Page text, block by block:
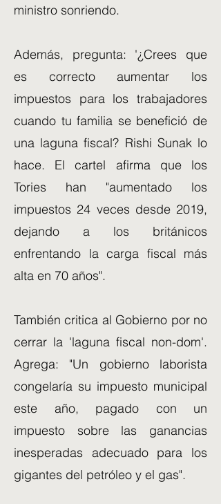
ministro sonriendo.
Además, pregunta: '¿Crees que
es correcto aumentar los
impuestos para los trabajadores
cuando tu familia se benefició de
una laguna fiscal? Rishi Sunak lo
hace. El cartel afirma que los
Tories han "aumentado los
impuestos 24 veces desde 2019,
dejando a los británicos
enfrentando la carga fiscal más
alta en 70 años".
También critica al Gobierno por no
cerrar la 'laguna fiscal non-dom'.
Agrega: "Un gobierno laborista
congelaría su impuesto municipal
este año, pagado con un
impuesto sobre las ganancias
inesperadas adecuado para los
gigantes del petróleo y el gas".